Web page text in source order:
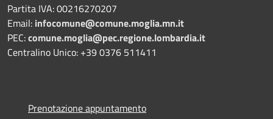
Partita IVA: 00216270207
Email: infocomune@comune.moglia.mn.it
PEC:comune.moglia@pec.regione.lombardia.it
Centralino Unico: +39 0376 511411
Prenotazione appuntamento